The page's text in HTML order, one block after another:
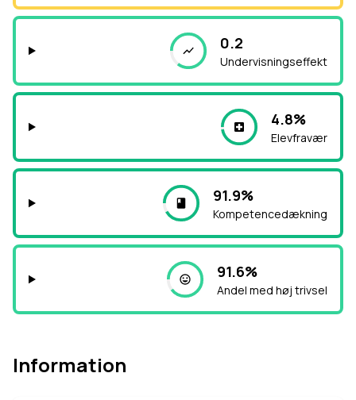
0.2
Undervisningseffekt
4.8%
Elevfravær
91.9%
Kompetencedækning
91.6%
Andel med høj trivsel
Information